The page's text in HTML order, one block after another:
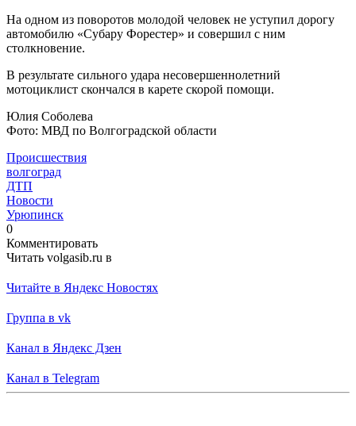
На одном из поворотов молодой человек не уступил дорогу
автомобилю «Субару Форестер» и совершил с ним
столкновение.
В результате сильного удара несовершеннолетний
мотоциклист скончался в карете скорой помощи.
Юлия Соболева
Фото: МВД по Волгоградской области
Происшествия
волгоград
ДТП
Новости
Урюпинск
0
Комментировать
Читать volgasib.ru в
Читайте в Яндекс Новостях
Группа в vk
Канал в Яндекс Дзен
Канал в Telegram